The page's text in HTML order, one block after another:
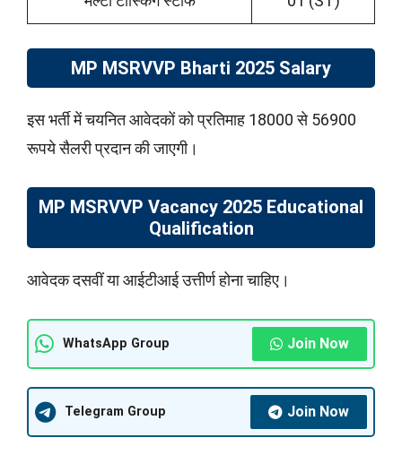
MP MSRVVP Bharti 2025 Salary
इस भर्ती में चयनित आवेदकों को प्रतिमाह 18000 से 56900
रूपये सैलरी प्रदान की जाएगी।
MP MSRVVP Vacancy 2025 Educational
Qualification
आवेदक दसवीं या आईटीआई उत्तीर्ण होना चाहिए।
WhatsApp Group Join Now
Telegram Group Join Now